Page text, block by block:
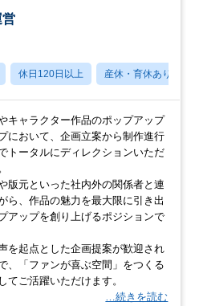
営
休日120日以上 産休・育休あり
キャラクター作品のポップアップ
において、企画立案から制作進行
トータルにディレクションいただ
版元といった社内外の関係者と連
ら、作品の魅力を最大限に引き出
アップを創り上げるポジションで
を起点とした企画提案が歓迎され
、「ファンが喜ぶ空間」をつくる
てご活躍いただけます。
…続きを読む